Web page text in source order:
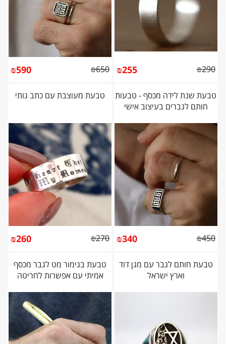
₪290
₪255
₪650
₪590
טבעת שנת לידה מכסף - טבעות
חותם לגברים בעיצוב אישי
₪450
₪340
טבעת מעוצבת עם כתב גותי
₪270
₪260
טבעת חותם לגבר עם מגן דוד
וארץ ישראל
טבעת בגימור מט לגבר מכסף
אמיתי עם אפשרות לחריטה